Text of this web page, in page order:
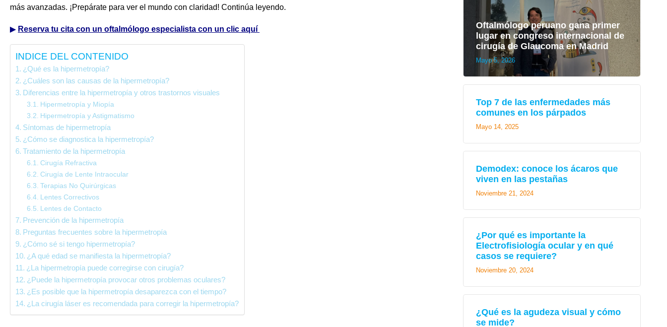
más avanzadas. ¡Prepárate para ver el mundo con claridad! Continúa leyendo.
▶ Reserva tu cita con un oftalmólogo especialista con un clic aquí
INDICE DEL CONTENIDO
¿Qué es la hipermetropía?
¿Cuáles son las causas de la hipermetropía?
Diferencias entre la hipermetropía y otros trastornos visuales
Hipermetropía y Miopía
Hipermetropía y Astigmatismo
Síntomas de hipermetropía
¿Cómo se diagnostica la hipermetropía?
Tratamiento de la hipermetropía
Cirugía Refractiva
Cirugía de Lente Intraocular
Terapias No Quirúrgicas
Lentes Correctivos
Lentes de Contacto
Prevención de la hipermetropía
Preguntas frecuentes sobre la hipermetropía
¿Cómo sé si tengo hipermetropía?
¿A qué edad se manifiesta la hipermetropía?
¿La hipermetropía puede corregirse con cirugía?
¿Puede la hipermetropía provocar otros problemas oculares?
¿Es posible que la hipermetropía desaparezca con el tiempo?
¿La cirugía láser es recomendada para corregir la hipermetropía?
Oftalmólogo peruano gana primer
lugar en congreso internacional de
cirugía de Glaucoma en Madrid
Mayo 5, 2026
Top 7 de las enfermedades más
comunes en los párpados
Mayo 14, 2025
Demodex: conoce los ácaros que
viven en las pestañas
Noviembre 21, 2024
¿Por qué es importante la
Electrofisiología ocular y en qué
casos se requiere?
Noviembre 20, 2024
¿Qué es la agudeza visual y cómo
se mide?